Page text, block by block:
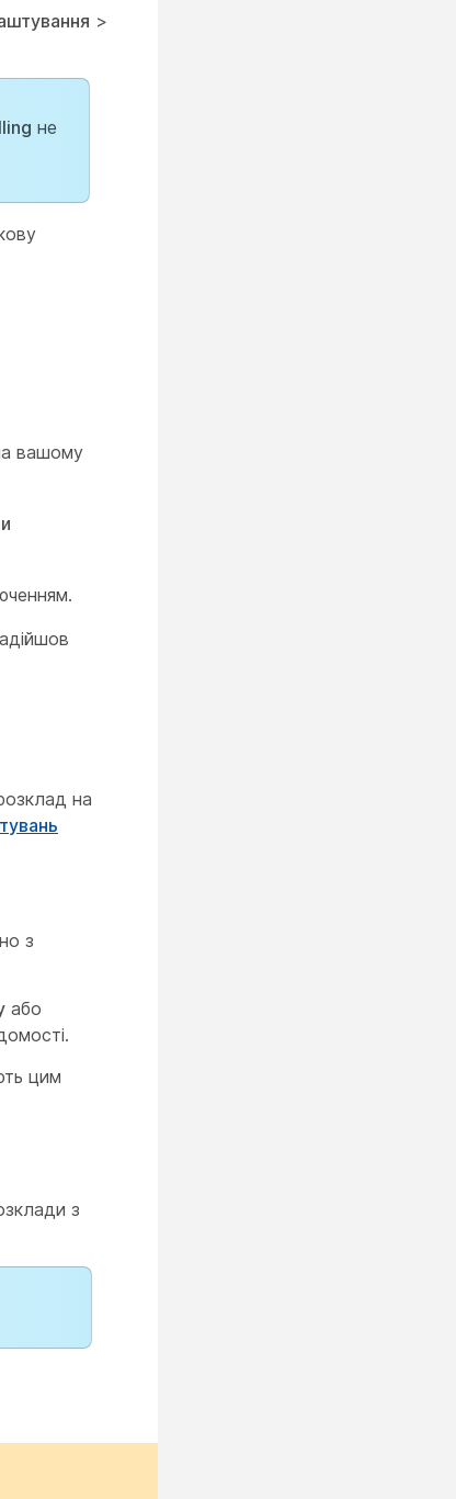
>
не
вашому
на
з
або
цим
з